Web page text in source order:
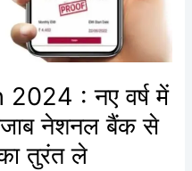
: नए वर्ष में
नेशनल बैंक से
तुरंत ले